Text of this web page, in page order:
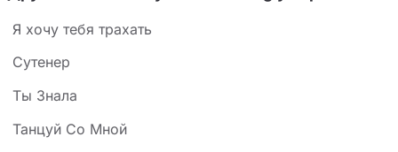
Я хочу тебя трахать
Сутенер
Ты Знала
Танцуй Со Мной